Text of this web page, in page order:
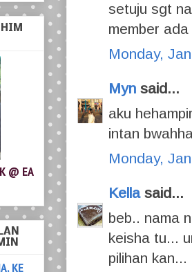
setuju sgt
member
Monday,
Myn said...
aku
intan
Monday,
Kellasaid...
beb.. nama
keisha tu...
pilihan kan...
EA
KE